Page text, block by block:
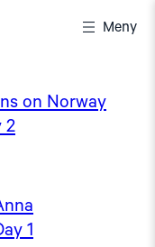
Meny
on Norway
2
1